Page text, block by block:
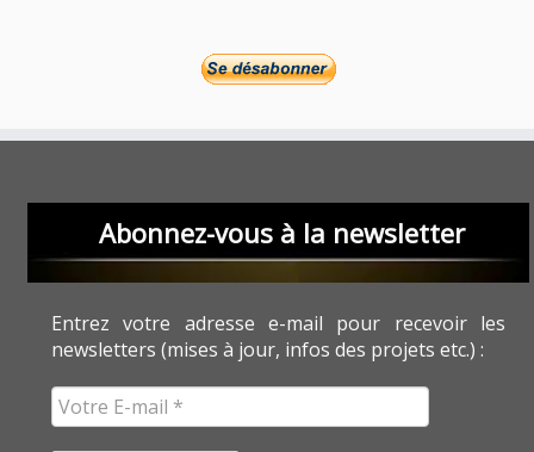
Abonnez-vous à la newsletter
Entrez votre adresse e-mail pour recevoir les
newsletters (mises à jour, infos des projets etc.) :